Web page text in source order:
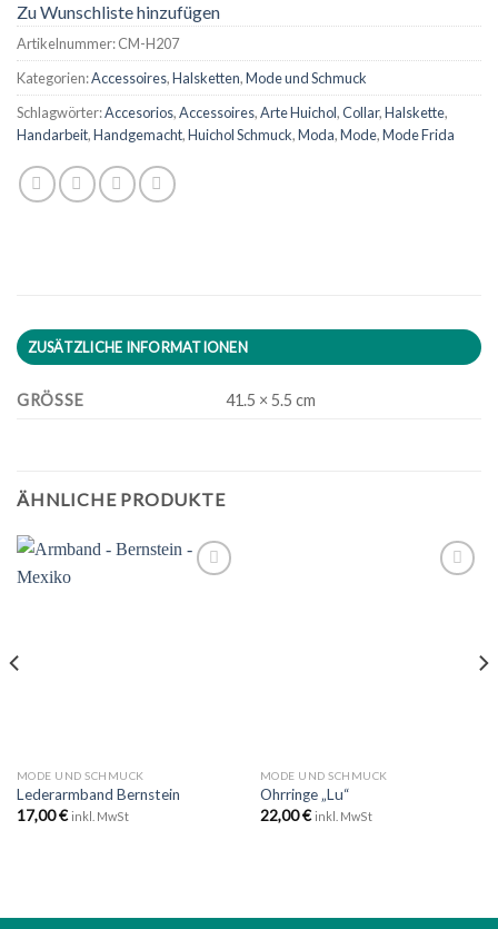
Zu Wunschliste hinzufügen
Artikelnummer:CM-H207
Kategorien:Accessoires,Halsketten,Mode und Schmuck
Schlagwörter:Accesorios,Accessoires,Arte Huichol,Collar,Halskette,
Handarbeit,Handgemacht,Huichol Schmuck,Moda,Mode,Mode Frida
ZUSÄTZLICHE INFORMATIONEN
GRÖSSE 41.5 × 5.5 cm
ÄHNLICHE PRODUKTE
MODE UND SCHMUCK
Lederarmband Bernstein
17,00€ inkl. MwSt
MODE UND SCHMUCK
Ohrringe „Lu“
22,00€ inkl. MwSt